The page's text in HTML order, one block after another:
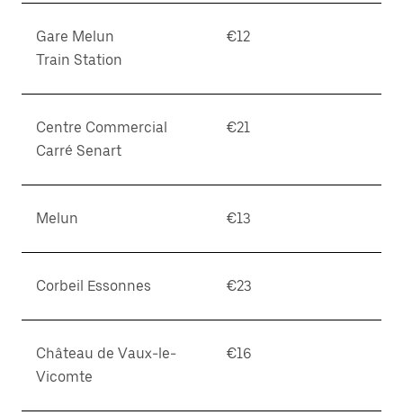
Gare Melun
Train Station
€12
Centre Commercial
Carré Senart
€21
Melun €13
Corbeil Essonnes €23
Château de Vaux-le-
Vicomte
€16